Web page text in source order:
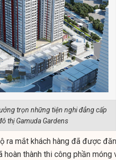
trọn những tiện nghi đẳng cấp
thị Gamuda Gardens
ra mắt khách hàng đã được
thành thi công phần móng